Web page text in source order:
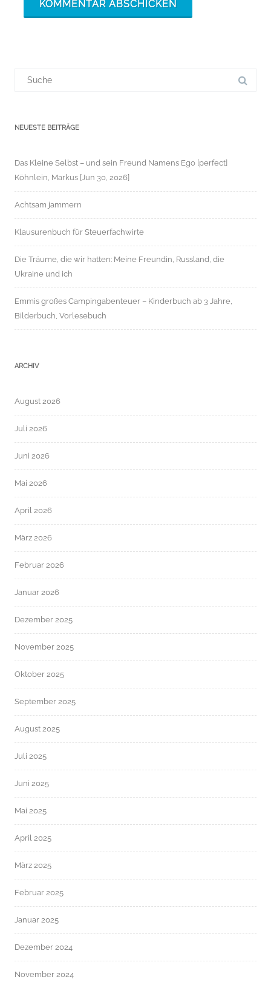
NEUESTE BEITRÄGE
Das Kleine Selbst – und sein Freund Namens Ego [perfect]
Köhnlein, Markus [Jun 30, 2026]
Achtsam jammern
Klausurenbuch für Steuerfachwirte
Die Träume, die wir hatten: Meine Freundin, Russland, die
Ukraine und ich
Emmis großes Campingabenteuer – Kinderbuch ab 3 Jahre,
Bilderbuch, Vorlesebuch
ARCHIV
August 2026
Juli 2026
Juni 2026
Mai 2026
April 2026
März 2026
Februar 2026
Januar 2026
Dezember 2025
November 2025
Oktober 2025
September 2025
August 2025
Juli 2025
Juni 2025
Mai 2025
April 2025
März 2025
Februar 2025
Januar 2025
Dezember 2024
November 2024